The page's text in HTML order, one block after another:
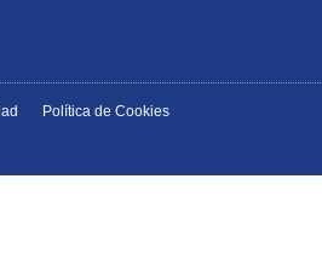
Política de Cookies